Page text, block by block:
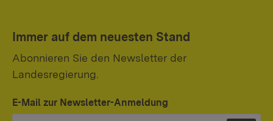
Immer auf dem neuesten Stand
Abonnieren Sie den Newsletter der
Landesregierung.
E-Mail zur Newsletter-Anmeldung